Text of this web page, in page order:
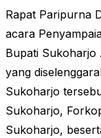
Rapat Paripurna
acara
Bupati Sukoharjo
yang
Sukoharjo
Sukoharjo,
Sukoharjo,